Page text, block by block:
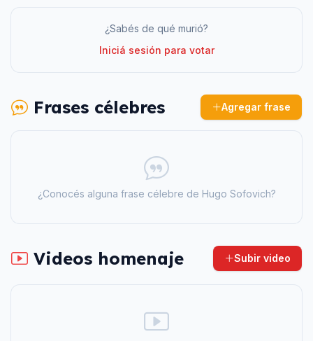
¿Sabés de qué murió?
Iniciá sesión para votar
Frases célebres Agregar frase
¿Conocés alguna frase célebre de Hugo Sofovich?
Videos homenaje Subir video